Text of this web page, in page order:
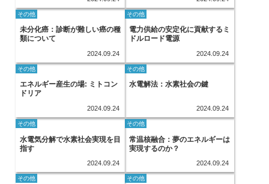
その他
未分化癌：診断が難しい癌の種
類について
2024.09.24
その他
電力供給の安定化に貢献するミ
ドルロード電源
2024.09.24
その他
エネルギー産生の場: ミトコン
ドリア
2024.09.24
その他
水電解法：水素社会の鍵
2024.09.24
その他
水電気分解で水素社会実現を目
指す
2024.09.24
その他
常温核融合：夢のエネルギーは
実現するのか？
2024.09.24
その他 その他